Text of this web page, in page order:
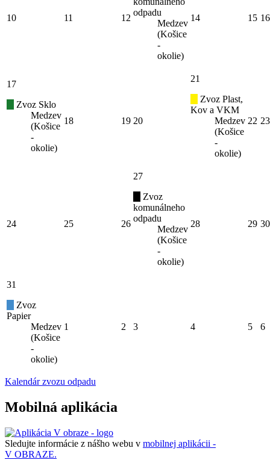
10 11 12
odpadu
Medzev
(Košice
-
okolie)
14 15 16
17
Zvoz Sklo
Medzev
(Košice
-
okolie)
18 19 20
21
Zvoz Plast,
Kov a VKM
Medzev
(Košice
-
okolie)
22 23
24 25 26
27
Zvoz
komunálneho
odpadu
Medzev
(Košice
-
okolie)
28 29 30
31
Zvoz
Papier
Medzev
(Košice
-
okolie)
1 2 3 4 5 6
Kalendár zvozu odpadu
Mobilná aplikácia
Sledujte informácie z nášho webu v mobilnej aplikácii -
V OBRAZE.